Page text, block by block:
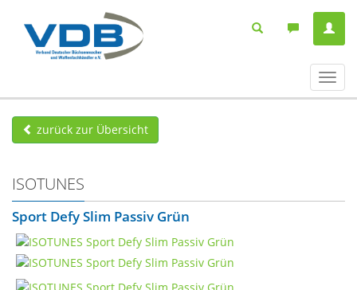
ein-/
zurück zur Übersicht
ISOTUNES
Sport Defy Slim Passiv Grün